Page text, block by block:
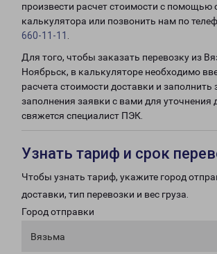
произвести расчет стоимости с помощью
калькулятора или позвонить нам по
660-11-11
Для того, чтобы заказать перевозку из
Ноябрьск, в калькуляторе необходимо
расчета стоимости доставки и заполнить
заполнения заявки с вами для уточнения
свяжется специалист ПЭК.
Узнать тариф и срок
Чтобы узнать тариф, укажите город
доставки, тип перевозки и вес груза.
Город отправки
Вязьма